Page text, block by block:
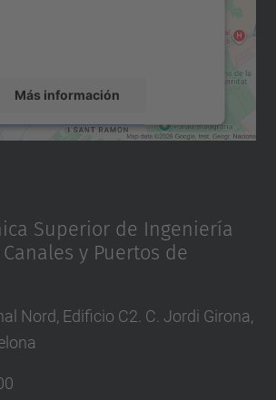
Más información
Aceptar
by
Superior de Ingeniería
y Puertos de
Nord, Edificio C2. C. Jordi Girona,